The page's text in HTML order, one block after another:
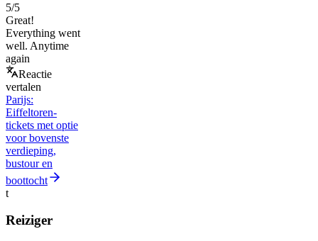
5/5
Great!
Everything went
well. Anytime
again
Reactie
vertalen
Parijs:
Eiffeltoren-
tickets met optie
voor bovenste
verdieping,
bustour en
boottocht
t
Reiziger